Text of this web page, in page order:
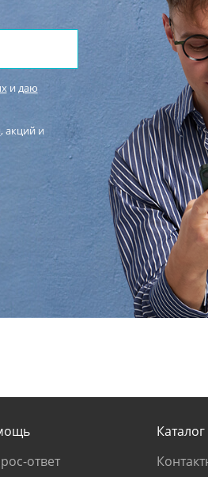
и даю
, акций и
ответ
Каталог